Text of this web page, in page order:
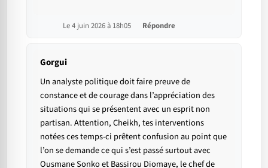
Le 4 juin 2026 à 18h05 Répondre
Gorgui
Un analyste politique doit faire preuve de
constance et de courage dans l’appréciation des
situations qui se présentent avec un esprit non
partisan. Attention, Cheikh, tes interventions
notées ces temps-ci prêtent confusion au point que
l’on se demande ce qui s’est passé surtout avec
Ousmane Sonko et Bassirou Diomaye, le chef de